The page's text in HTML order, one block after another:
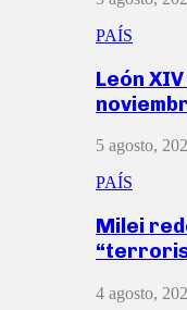
PAÍS
León
5 agosto,
PAÍS
Milei
4 agosto,